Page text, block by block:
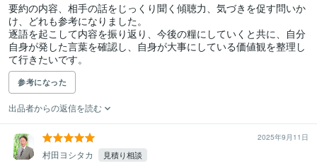
要約の内容、相手の話をじっくり聞く傾聴力、気づきを促す問いか
け、どれも参考になりました。
逐語を起こして内容を振り返り、今後の糧にしていくと共に、自分
自身が発した言葉を確認し、自身が大事にしている価値観を整理し
て行きたいです。
参考になった
出品者からの返信を読む
2025年9月11日
村田ヨシタカ 見積り相談